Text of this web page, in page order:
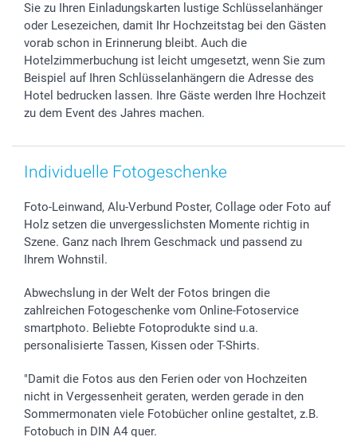
Widerrufsrecht
Zu allen Anlässen
Status der Bestellung
smartfriends
smartgarantie
smartbonus
Sie zu Ihren Einladungskarten lustige Schlüsselanhänger
oder Lesezeichen, damit Ihr Hochzeitstag bei den Gästen
vorab schon in Erinnerung bleibt. Auch die
Hotelzimmerbuchung ist leicht umgesetzt, wenn Sie zum
Beispiel auf Ihren Schlüsselanhängern die Adresse des
Hotel bedrucken lassen. Ihre Gäste werden Ihre Hochzeit
zu dem Event des Jahres machen.
Individuelle Fotogeschenke
Foto-Leinwand, Alu-Verbund Poster, Collage oder Foto auf
Holz setzen die unvergesslichsten Momente richtig in
Szene. Ganz nach Ihrem Geschmack und passend zu
Ihrem Wohnstil.
Abwechslung in der Welt der Fotos bringen die
zahlreichen Fotogeschenke vom Online-Fotoservice
smartphoto. Beliebte Fotoprodukte sind u.a.
personalisierte Tassen, Kissen oder T-Shirts.
"Damit die Fotos aus den Ferien oder von Hochzeiten
nicht in Vergessenheit geraten, werden gerade in den
Sommermonaten viele Fotobücher online gestaltet, z.B.
Fotobuch in DIN A4 quer.